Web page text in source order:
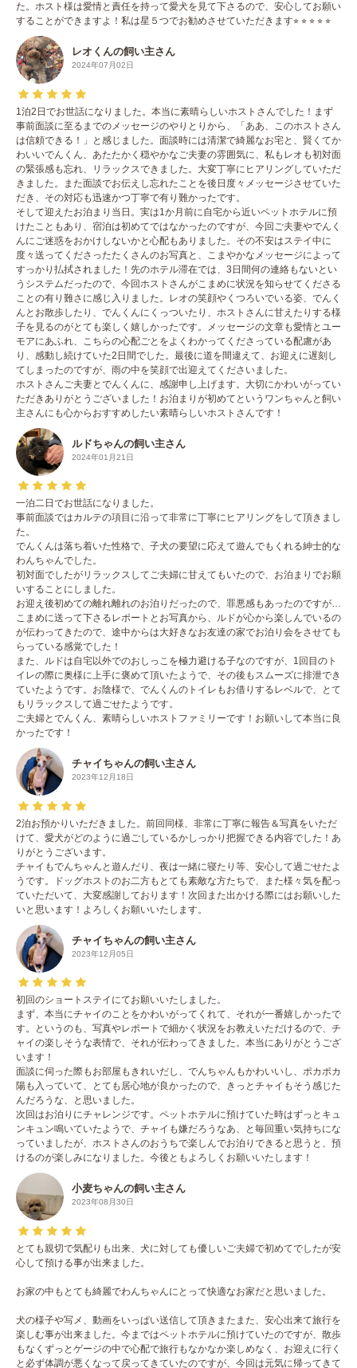
た。ホスト様は愛情と責任を持って愛犬を見て下さるので、安心してお願い
することができますよ！私は星５つでお勧めさせていただきます⭐︎ ⭐︎ ⭐︎ ⭐︎ ⭐︎
レオくんの飼い主さん
2024年07月02日
1泊2日でお世話になりました。本当に素晴らしいホストさんでした！まず
事前面談に至るまでのメッセージのやりとりから、「ああ、このホストさん
は信頼できる！」と感じました。面談時には清潔で綺麗なお宅と、賢くてか
わいいでんくん、あたたかく穏やかなご夫妻の雰囲気に、私もレオも初対面
の緊張感も忘れ、リラックスできました。大変丁寧にヒアリングしていただ
きました。また面談でお伝えし忘れたことを後日度々メッセージさせていた
だき、その対応も迅速かつ丁寧で有り難かったです。
そして迎えたお泊まり当日。実は1か月前に自宅から近いペットホテルに預
けたこともあり、宿泊は初めてではなかったのですが、今回ご夫妻やでんく
んにご迷惑をおかけしないかと心配もありました。その不安はステイ中に
度々送ってくださったたくさんのお写真と、こまやかなメッセージによって
すっかり払拭されました！先のホテル滞在では、3日間何の連絡もないとい
うシステムだったので、今回ホストさんがこまめに状況を知らせてくださる
ことの有り難さに感じ入りました。レオの笑顔やくつろいでいる姿、でんく
んとお散歩したり、でんくんにくっついたり、ホストさんに甘えたりする様
子を見るのがとても楽しく嬉しかったです。メッセージの文章も愛情とユー
モアにあふれ、こちらの心配ごとをよくわかってくださっている配慮があ
り、感動し続けていた2日間でした。最後に道を間違えて、お迎えに遅刻し
てしまったのですが、雨の中を笑顔で出迎えてくださいました。
ホストさんご夫妻とでんくんに、感謝申し上げます。大切にかわいがってい
ただきありがとうございました！お泊まりが初めてというワンちゃんと飼い
主さんにも心からおすすめしたい素晴らしいホストさんです！
ルドちゃんの飼い主さん
2024年01月21日
一泊二日でお世話になりました。
事前面談ではカルテの項目に沿って非常に丁寧にヒアリングをして頂きまし
た。
でんくんは落ち着いた性格で、子犬の要望に応えて遊んでもくれる紳士的な
わんちゃんでした。
初対面でしたがリラックスしてご夫婦に甘えてもいたので、お泊まりでお願
いすることにしました。
お迎え後初めての離れ離れのお泊りだったので、罪悪感もあったのですが…
こまめに送って下さるレポートとお写真から、ルドが心から楽しんでいるの
が伝わってきたので、途中からは大好きなお友達の家でお泊り会をさせても
らっている感覚でした！
また、ルドは自宅以外でのおしっこを極力避ける子なのですが、1回目のト
イレの際に奥様に上手に褒めて頂いたようで、その後もスムーズに排泄でき
ていたようです。お陰様で、でんくんのトイレもお借りするレベルで、とて
もリラックスして過ごせたようです。
ご夫婦とでんくん、素晴らしいホストファミリーです！お願いして本当に良
かったです！
チャイちゃんの飼い主さん
2023年12月18日
2泊お預かりいただきました。前回同様、非常に丁寧に報告＆写真をいただ
けて、愛犬がどのように過ごしているかしっかり把握できる内容でした！あ
りがとうございます。
チャイもでんちゃんと遊んだり、夜は一緒に寝たり等、安心して過ごせたよ
うです。ドッグホストのお二方もとても素敵な方たちで、また様々気を配っ
ていただいて、大変感謝しております！次回また出かける際にはお願いした
いと思います！よろしくお願いいたします。
チャイちゃんの飼い主さん
2023年12月05日
初回のショートステイにてお願いいたしました。
まず、本当にチャイのことをかわいがってくれて、それが一番嬉しかったで
す。というのも、写真やレポートで細かく状況をお教えいただけるので、チ
ャイの楽しそうな表情で、それが伝わってきました。本当にありがとうござ
います！
面談に伺った際もお部屋もきれいだし、でんちゃんもかわいいし、ポカポカ
陽も入っていて、とても居心地が良かったので、きっとチャイもそう感じた
んだろうな、と思いました。
次回はお泊りにチャレンジです。ペットホテルに預けていた時はずっとキュ
ンキュン鳴いていたようで、チャイも嫌だろうなあ、と毎回重い気持ちにな
っていましたが、ホストさんのおうちで楽しんでお泊りできると思うと、預
けるのが楽しみになりました。今後ともよろしくお願いいたします！
小麦ちゃんの飼い主さん
2023年08月30日
とても親切で気配りも出来、犬に対しても優しいご夫婦で初めてでしたが安
心して預ける事が出来ました。
お家の中もとても綺麗でわんちゃんにとって快適なお家だと思いました。
犬の様子や写メ、動画をいっぱい送信して頂きまたまた、安心出来て旅行を
楽しむ事が出来ました。今まではペットホテルに預けていたのですが、散歩
もなくずっとゲージの中で心配で旅行もなかなか楽しめなく、お迎えに行く
と必ず体調が悪くなって戻ってきていたのですが、今回は元気に帰ってきて